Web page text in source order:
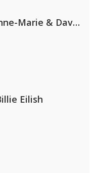
Clean Bandit, Anne-Marie & David Guetta
Eilish